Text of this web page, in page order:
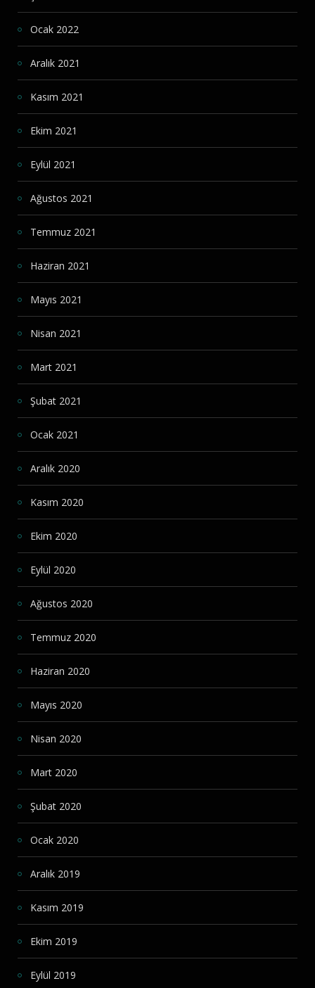
Ocak 2022
Aralık 2021
Kasım 2021
Ekim 2021
Eylül 2021
Ağustos 2021
Temmuz 2021
Haziran 2021
Mayıs 2021
Nisan 2021
Mart 2021
Şubat 2021
Ocak 2021
Aralık 2020
Kasım 2020
Ekim 2020
Eylül 2020
Ağustos 2020
Temmuz 2020
Haziran 2020
Mayıs 2020
Nisan 2020
Mart 2020
Şubat 2020
Ocak 2020
Aralık 2019
Kasım 2019
Ekim 2019
Eylül 2019